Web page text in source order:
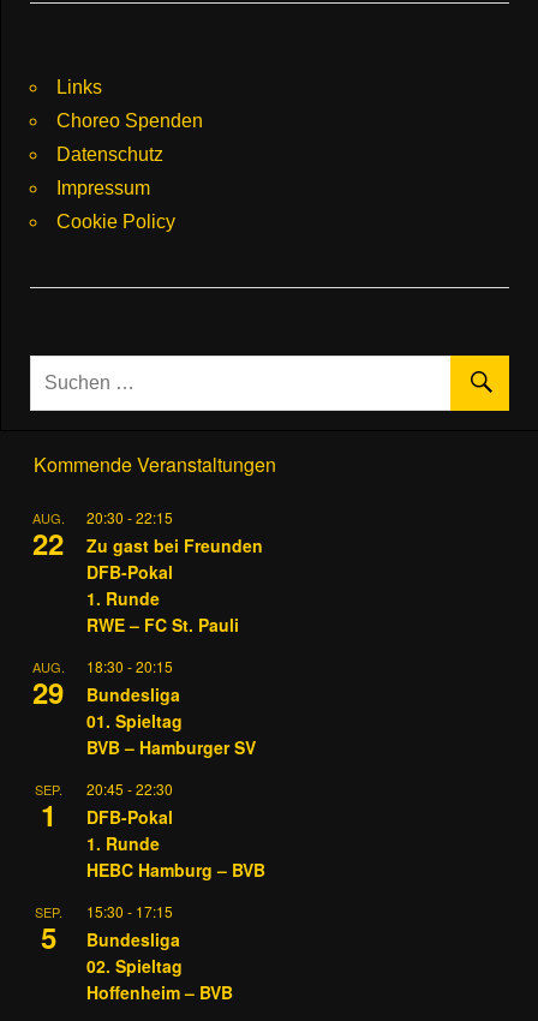
Links
Choreo Spenden
Datenschutz
Impressum
Cookie Policy
Kommende Veranstaltungen
AUG.
22
20:30 -22:15
Zu gast bei Freunden
DFB-Pokal
1. Runde
RWE – FC St. Pauli
AUG.
29
18:30 -20:15
Bundesliga
01. Spieltag
BVB – Hamburger SV
SEP.
1
20:45 -22:30
DFB-Pokal
1. Runde
HEBC Hamburg – BVB
SEP.
5
15:30 - 17:15
Bundesliga
02. Spieltag
Hoffenheim – BVB